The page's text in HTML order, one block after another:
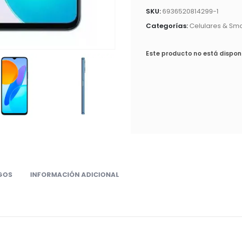
SKU:6936520814299-1
Categorías: Celulares &
Este producto no está
INFORMACIÓN ADICIONAL